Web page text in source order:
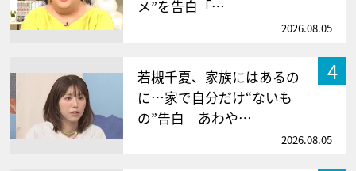
メ”を告白「…
2026.08.05
4
若槻千夏、家族にはあるの
に…家で自分だけ“ないも
の”告白 あわや…
2026.08.05